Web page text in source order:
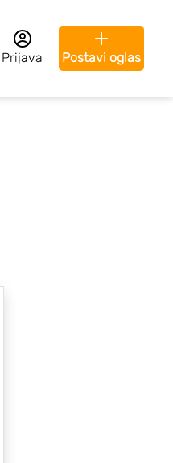
Prijava Postavi oglas